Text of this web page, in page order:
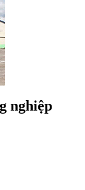
nghiệp